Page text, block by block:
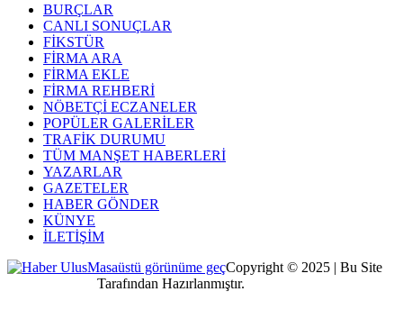
BURÇLAR
CANLI SONUÇLAR
FİKSTÜR
FİRMA ARA
FİRMA EKLE
FİRMA REHBERİ
NÖBETÇİ ECZANELER
POPÜLER GALERİLER
TRAFİK DURUMU
TÜM MANŞET HABERLERİ
YAZARLAR
GAZETELER
HABER GÖNDER
KÜNYE
İLETİŞİM
Masaüstü görünüme geçCopyright © 2025 | Bu Site
Tarafından Hazırlanmıştır.